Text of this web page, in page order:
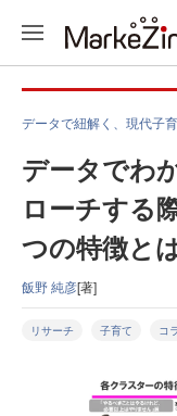
データで紐解く、現代子
データでわ
ローチする
つの特徴と
飯野 純彦[著]
リサーチ 子育て コ